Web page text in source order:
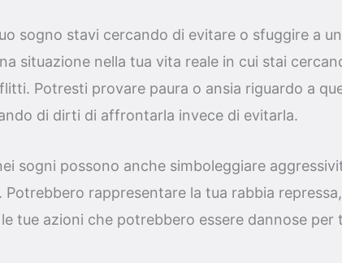
sogno stavi cercando di evitare o sfuggire a
situazione nella tua vita reale in cui stai
Potresti provare paura o ansia riguardo a
di dirti di affrontarla invece di evitarla.
sogni possono anche simboleggiare
Potrebbero rappresentare la tua rabbia
tue azioni che potrebbero essere dannose per